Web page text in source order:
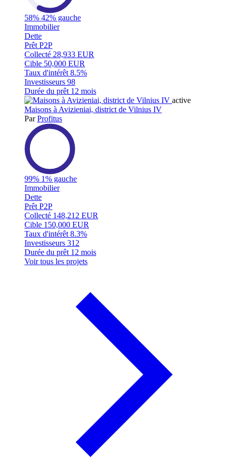
58% 42% gauche
Immobilier
Dette
Prêt P2P
Collecté 28,933 EUR
Cible 50,000 EUR
Taux d'intérêt 8.5%
Investisseurs 98
Durée du prêt 12 mois
active
Maisons à Avizieniai, district de Vilnius IV
ParProfitus
99% 1% gauche
Immobilier
Dette
Prêt P2P
Collecté 148,212 EUR
Cible 150,000 EUR
Taux d'intérêt 8.3%
Investisseurs 312
Durée du prêt 12 mois
Voir tous les projets